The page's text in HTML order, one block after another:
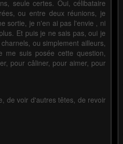
seule certes. Oui, célibataire
ou entre deux réunions, je
sortie, je n'en ai pas l'envie , ni
Et puis je ne sais pas, oui je
ou simplement ailleurs,
suis posée cette question,
pour câliner, pour aimer, pour
de voir d'autres têtes, de revoir